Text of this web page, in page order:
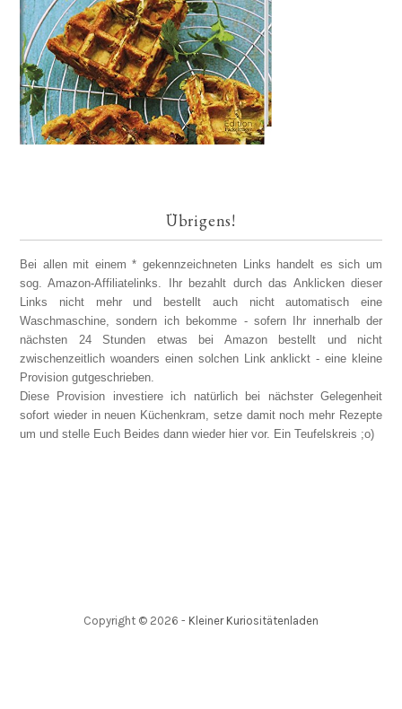
Übrigens!
Bei allen mit einem * gekennzeichneten Links handelt es sich um
sog. Amazon-Affiliatelinks. Ihr bezahlt durch das Anklicken dieser
Links nicht mehr und bestellt auch nicht automatisch eine
Waschmaschine, sondern ich bekomme - sofern Ihr innerhalb der
nächsten 24 Stunden etwas bei Amazon bestellt und nicht
zwischenzeitlich woanders einen solchen Link anklickt - eine kleine
Provision gutgeschrieben.
Diese Provision investiere ich natürlich bei nächster Gelegenheit
sofort wieder in neuen Küchenkram, setze damit noch mehr Rezepte
um und stelle Euch Beides dann wieder hier vor. Ein Teufelskreis ;o)
Copyright © 2026 - Kleiner Kuriositätenladen